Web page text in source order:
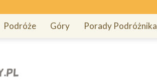
Podróże Góry Porady Podróżnika